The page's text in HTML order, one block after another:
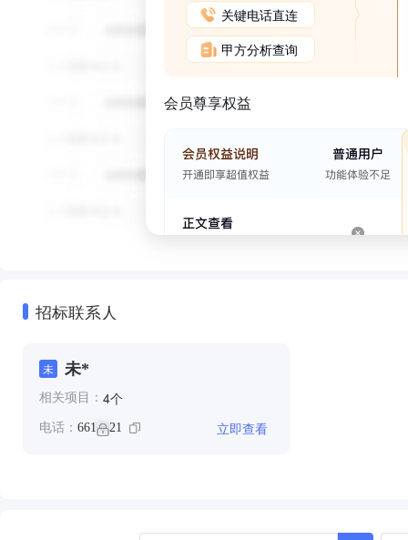
关键电话直连
甲方分析查询
会员尊享权益
招标联系人
未 未*
相关项目： 4个
电话： 661**21 立即查看